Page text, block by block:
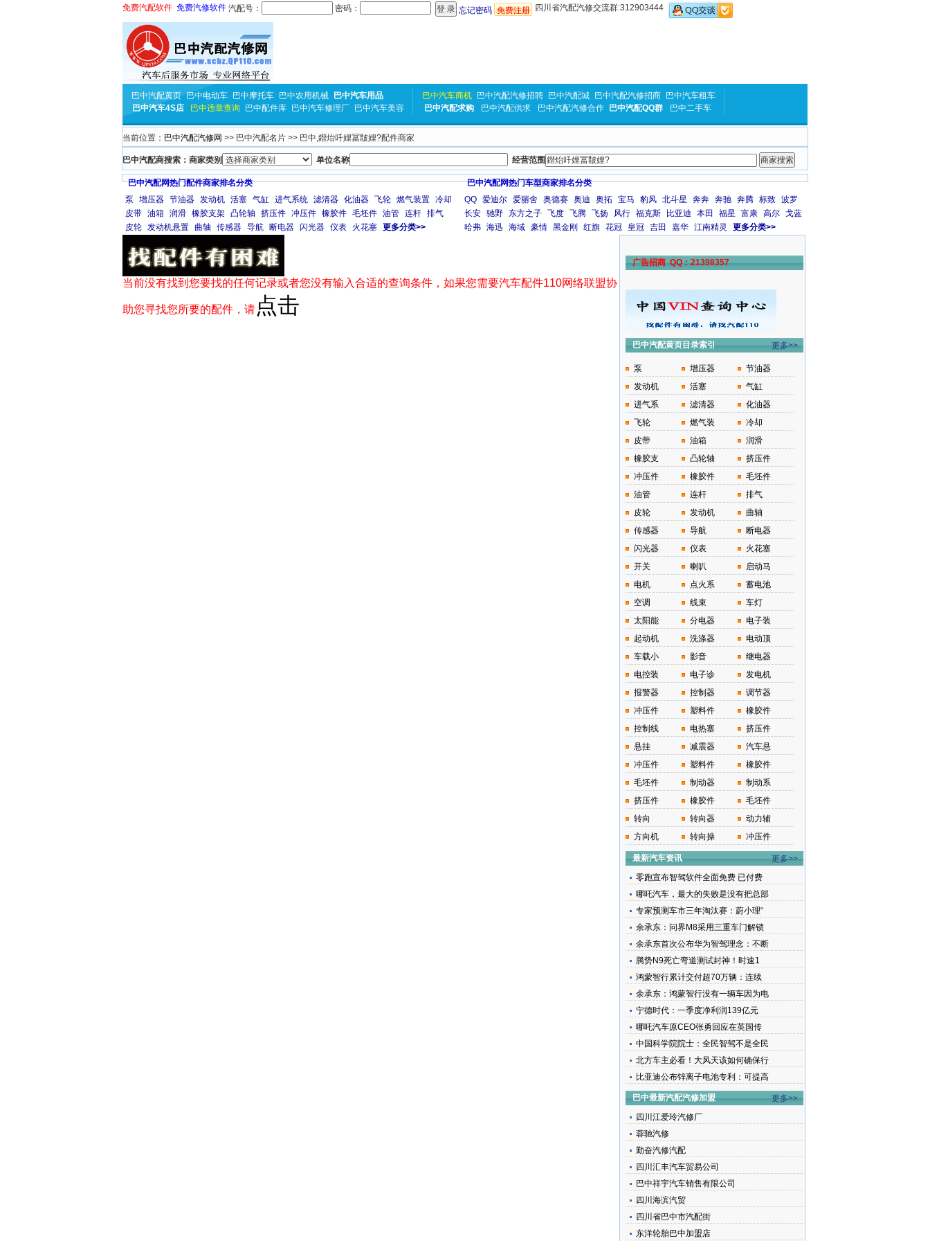
免费汽配软件 免费汽修软件 汽配号： 密码： 忘记密码 免费注册 四川省汽配汽修交流群:312903444
巴中汽配黄页 巴中电动车 巴中摩托车 巴中农用机械
巴中汽车用品
巴中汽车4S店
巴中违章查询 巴中配件库 巴中汽车修理厂 巴中汽车美容
巴中汽车商机 巴中汽配汽修招聘 巴中汽配城 巴中汽配汽修招商
巴中汽车租车
巴中汽配求购
巴中汽配供求 巴中汽配汽修合作 巴中汽配QQ群 巴中二手车
当前位置： 巴中汽配汽修网 >> 巴中汽配名片 >> 巴中,鐟炲吀娌冨皵娌?配件商家
巴中汽配商搜索：商家类别 单位名称 经营范围
巴中汽配网热门配件商家排名分类
泵
增压器 节油器 发动机 活塞 气缸 进气系统 滤清器 化油器 飞轮 燃气装置 冷却
皮带 油箱 润滑 橡胶支架 凸轮轴 挤压件 冲压件 橡胶件 毛坯件 油管 连杆 排气
皮轮 发动机悬置 曲轴 传感器 导航 断电器 闪光器 仪表 火花塞 更多分类>>
巴中汽配网热门车型商家排名分类
QQ 爱迪尔 爱丽舍 奥德赛 奥迪 奥拓 宝马 豹风 北斗星 奔奔 奔驰 奔腾 标致 波罗
长安 驰野 东方之子 飞度 飞腾 飞扬 风行 福克斯 比亚迪 本田 福星 富康 高尔 戈蓝
哈弗 海迅 海域 豪情 黑金刚 红旗 花冠 皇冠 吉田 嘉华 江南精灵 更多分类>>
当前没有找到您要找的任何记录或者您没有输入合适的查询条件，如果您需要汽车配件110网络联盟协
助您寻找您所要的配件，请 点击
广告招商 QQ：21398357
巴中汽配黄页目录索引 更多>>
泵 增压器
节油器
发动机
活塞
气缸
进气系
滤清器
化油器
飞轮
燃气装
冷却
皮带
油箱
润滑
橡胶支
凸轮轴
挤压件
冲压件
橡胶件
毛坯件
油管
连杆
排气
皮轮
发动机
曲轴
传感器
导航
断电器
闪光器
仪表
火花塞
开关
喇叭
启动马
电机
点火系
蓄电池
空调
线束
车灯
太阳能
分电器
电子装
起动机
洗涤器
电动顶
车载小
影音
继电器
电控装
电子诊
发电机
报警器
控制器
调节器
冲压件
塑料件
橡胶件
控制线
电热塞
挤压件
悬挂
减震器
汽车悬
冲压件
塑料件
橡胶件
毛坯件
制动器
制动系
挤压件
橡胶件
毛坯件
转向
转向器
动力辅
方向机
转向操 冲压件
最新汽车资讯
更多>>
零跑宣布智驾软件全面免费 已付费
哪吒汽车，最大的失败是没有把总部
专家预测车市三年淘汰赛：蔚小理“
余承东：问界M8采用三重车门解锁
余承东首次公布华为智驾理念：不断
腾势N9死亡弯道测试封神！时速1
鸿蒙智行累计交付超70万辆：连续
余承东：鸿蒙智行没有一辆车因为电
宁德时代：一季度净利润139亿元
哪吒汽车原CEO张勇回应在英国传
中国科学院院士：全民智驾不是全民
北方车主必看！大风天该如何确保行
比亚迪公布锌离子电池专利：可提高
巴中最新汽配汽修加盟
更多>>
四川江爱玲汽修厂
蓉驰汽修
勤奋汽修汽配
四川汇丰汽车贸易公司
巴中祥宇汽车销售有限公司
四川海滨汽贸
四川省巴中市汽配街
东洋轮胎巴中加盟店